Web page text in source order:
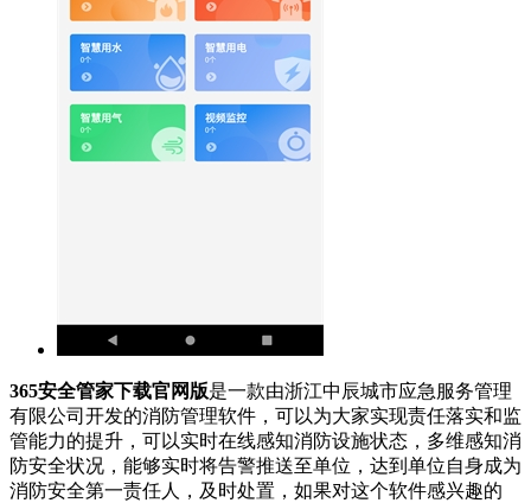
365安全管家下载官网版是一款由浙江中辰城市应急服务管理
有限公司开发的消防管理软件，可以为大家实现责任落实和监
管能力的提升，可以实时在线感知消防设施状态，多维感知消
防安全状况，能够实时将告警推送至单位，达到单位自身成为
消防安全第一责任人，及时处置，如果对这个软件感兴趣的